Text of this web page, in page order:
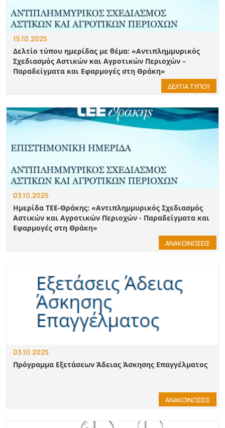
15.10.2025
Δελτίο τύπου ημερίδας με θέμα: «Αντιπλημμυρικός
Σχεδιασμός Αστικών και Αγροτικών Περιοχών –
Παραδείγματα και Εφαρμογές στη Θράκη»
ΔΕΛΤΙΑ ΤΥΠΟΥ
03.10.2025
Ημερίδα ΤΕΕ-Θράκης: «Αντιπλημμυρικός Σχεδιασμός
Αστικών και Αγροτικών Περιοχών - Παραδείγματα και
Εφαρμογές στη Θράκη»
ΑΝΑΚΟΙΝΩΣΕΙΣ
03.10.2025
Πρόγραμμα Εξετάσεων Άδειας Άσκησης Επαγγέλματος
ΑΝΑΚΟΙΝΩΣΕΙΣ